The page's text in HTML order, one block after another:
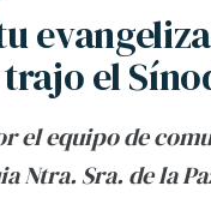
el
el equipo de
Ntra. Sra. de la